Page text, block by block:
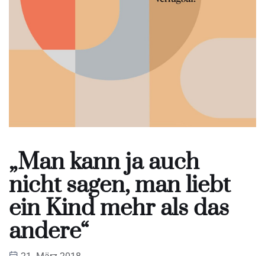
„Man kann ja auch
nicht sagen, man liebt
ein Kind mehr als das
andere“